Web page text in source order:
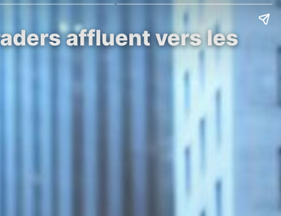
affluent vers les